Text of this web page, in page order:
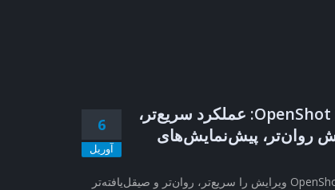
6
آوریل
OpenShot 3.5.1: عملکرد سریع‌تر،
روان‌تر، پیش‌نمایش‌های
OpenShot 3.5.1 ویرایش را سریع‌تر، روان‌تر و صیقل‌یافته‌تر